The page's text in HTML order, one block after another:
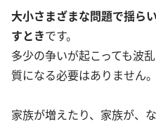
大小さまざまな問題で揺ら
すときです。
多少の争いが起こっても波
質になる必要はありません。
家族が増えたり、家族が、